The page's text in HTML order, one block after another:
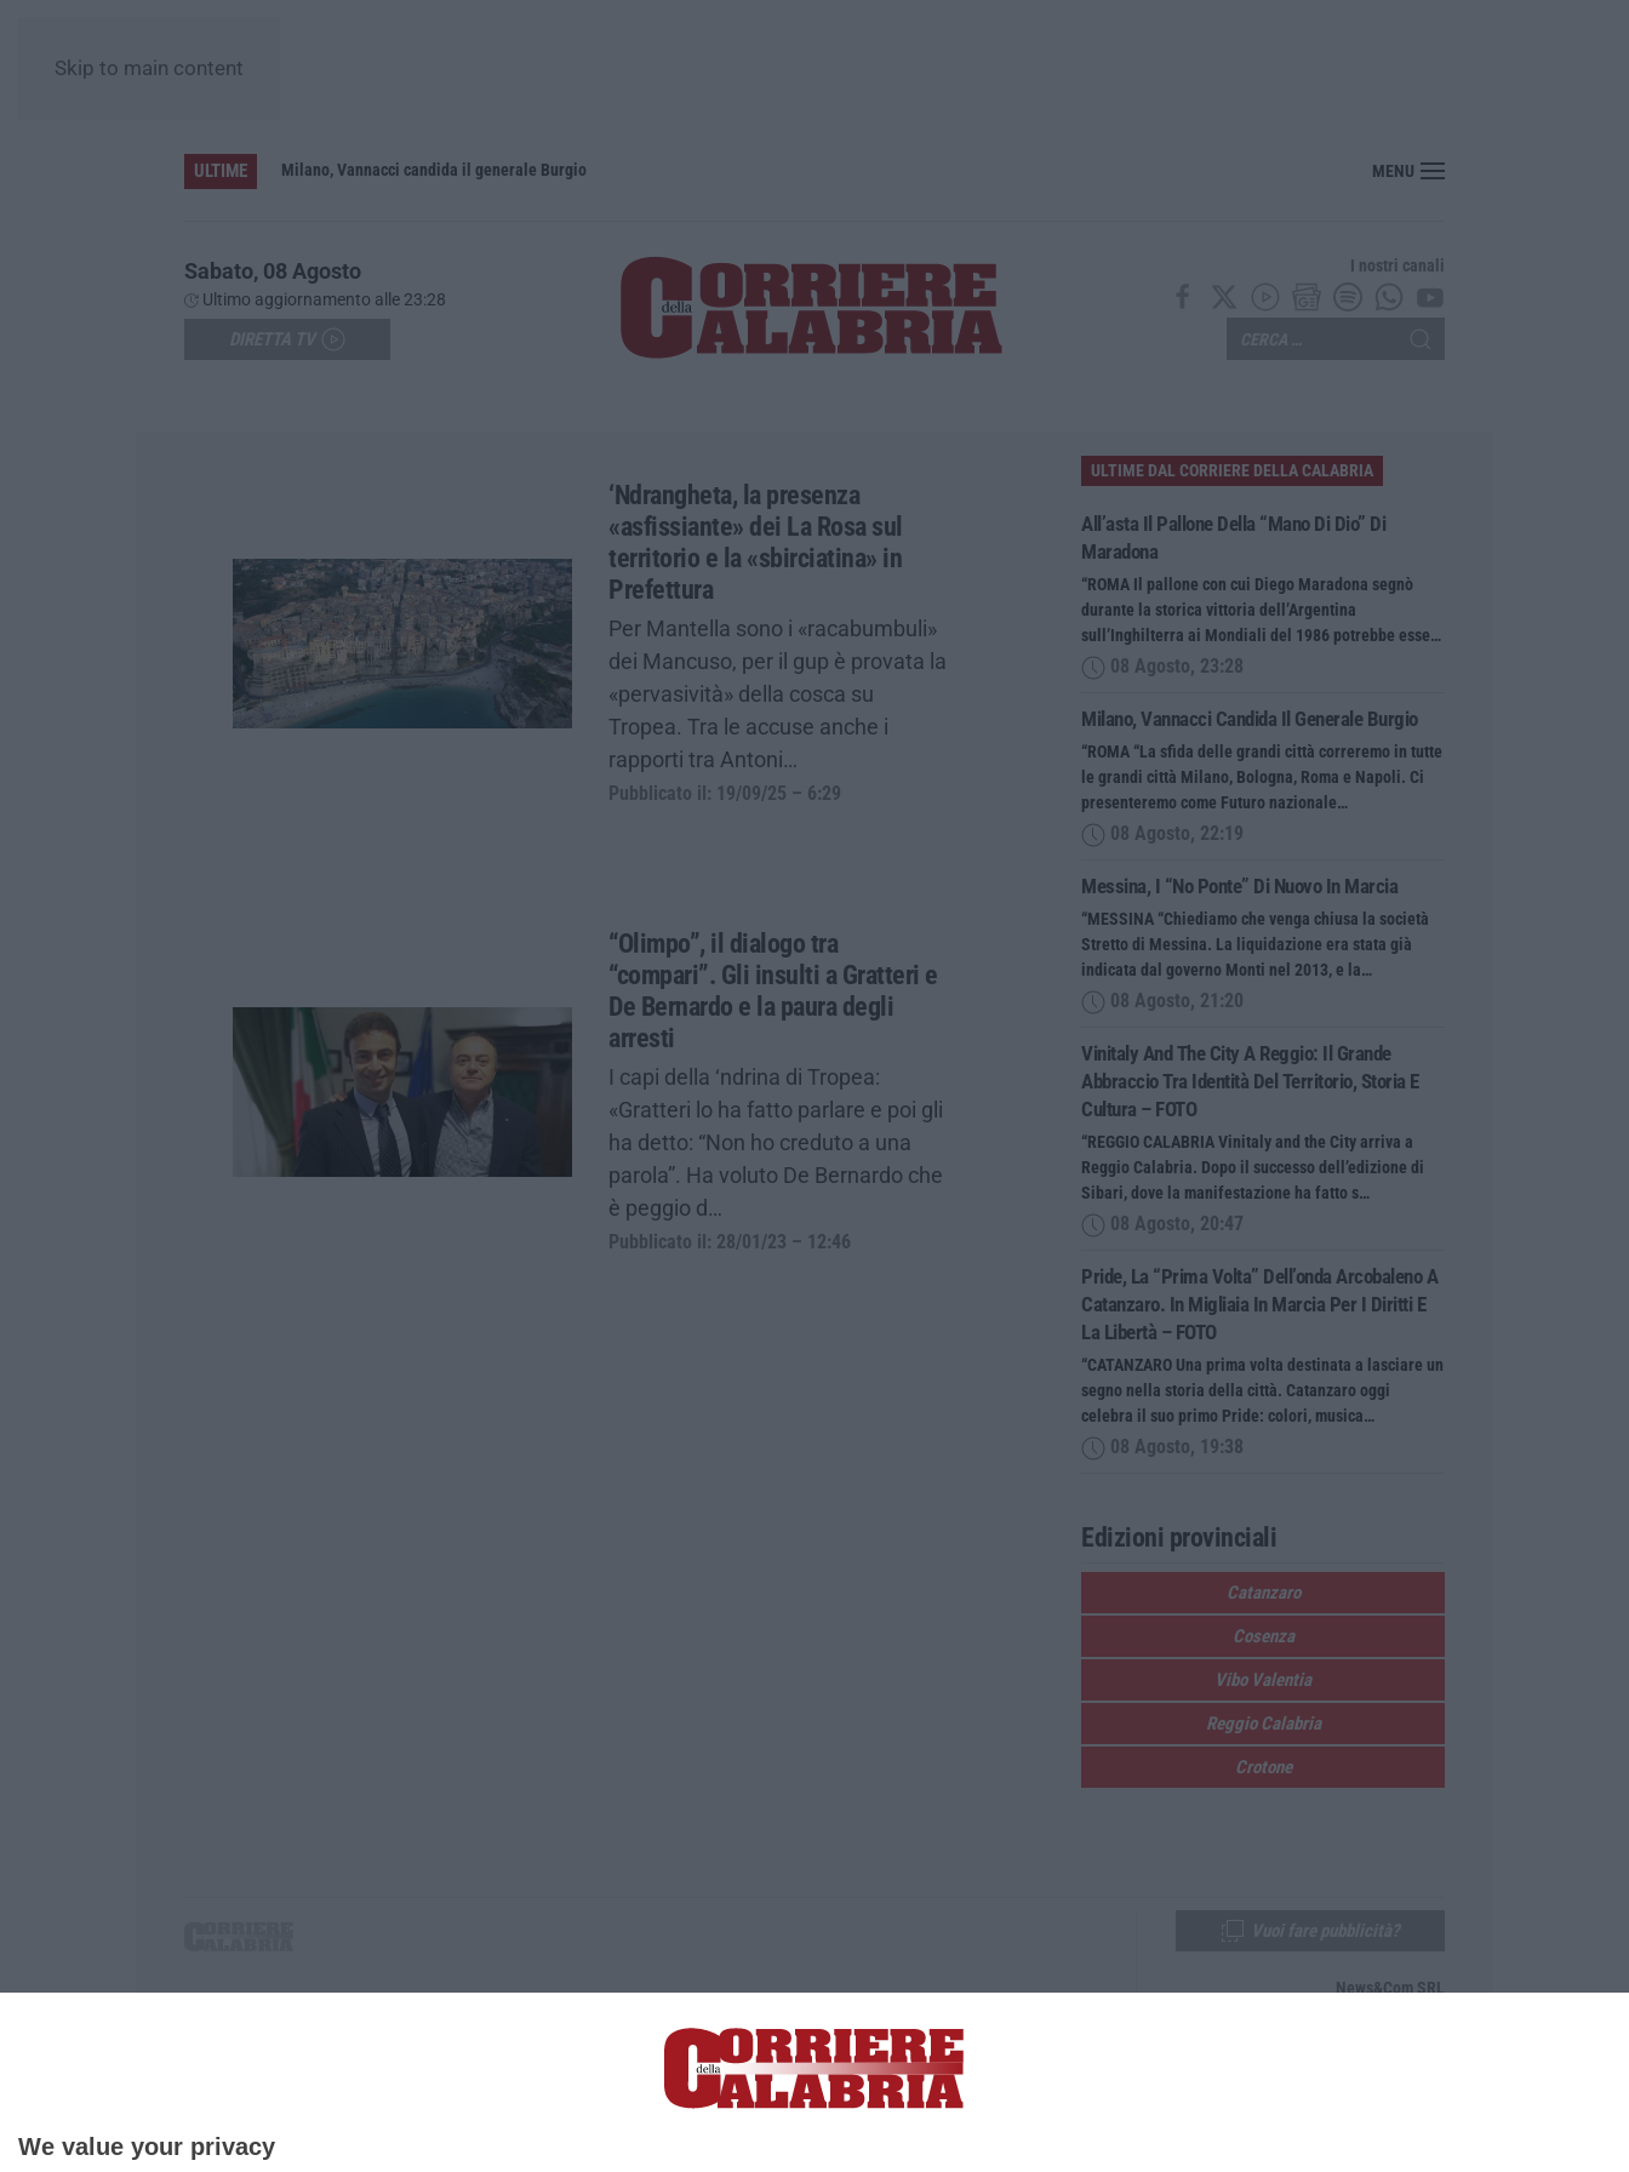
We value your privacy
Skip to main content
ULTIME Milano, Vannacci candida il generale Burgio MENU
Sabato, 08 Agosto
Ultimo aggiornamento alle 23:28
I nostri canali
‘Ndrangheta, la presenza
«asfissiante» dei La Rosa sul
territorio e la «sbirciatina» in
Prefettura
Per Mantella sono i «racabumbuli»
dei Mancuso, per il gup è provata la
«pervasività» della cosca su
Tropea. Tra le accuse anche i
rapporti tra Antoni…
Pubblicato il: 19/09/25 – 6:29
“Olimpo”, il dialogo tra
“compari”. Gli insulti a Gratteri e
De Bernardo e la paura degli
arresti
I capi della ‘ndrina di Tropea:
«Gratteri lo ha fatto parlare e poi gli
ha detto: “Non ho creduto a una
parola”. Ha voluto De Bernardo che
è peggio d…
Pubblicato il: 28/01/23 – 12:46
ULTIME DAL CORRIERE DELLA CALABRIA
All’asta Il Pallone Della “mano Di Dio” Di
Maradona
“ROMA Il pallone con cui Diego Maradona segnò
durante la storica vittoria dell’Argentina
sull’Inghilterra ai Mondiali del 1986 potrebbe esse…
08 Agosto, 23:28
Milano, Vannacci Candida Il Generale Burgio
“ROMA “La sfida delle grandi città correremo in tutte
le grandi città Milano, Bologna, Roma e Napoli. Ci
presenteremo come Futuro nazionale…
08 Agosto, 22:19
Messina, I “No Ponte” Di Nuovo In Marcia
“MESSINA “Chiediamo che venga chiusa la società
Stretto di Messina. La liquidazione era stata già
indicata dal governo Monti nel 2013, e la…
08 Agosto, 21:20
Vinitaly And The City A Reggio: Il Grande
Abbraccio Tra Identità Del Territorio, Storia E
Cultura – FOTO
“REGGIO CALABRIA Vinitaly and the City arriva a
Reggio Calabria. Dopo il successo dell’edizione di
Sibari, dove la manifestazione ha fatto s…
08 Agosto, 20:47
Pride, La “prima Volta” Dell’onda Arcobaleno A
Catanzaro. In Migliaia In Marcia Per I Diritti E
La Libertà – FOTO
“CATANZARO Una prima volta destinata a lasciare un
segno nella storia della città. Catanzaro oggi
celebra il suo primo Pride: colori, musica…
08 Agosto, 19:38
Edizioni provinciali
Catanzaro
Cosenza
Vibo Valentia
Reggio Calabria
Crotone
P.IVA. 03199620794, Via del mare 6/G, S.Eufemia, Lamezia Terme (CZ)
Iscrizione tribunale di Lamezia Terme 5/2011 - Direttore responsabile Paola Militano |Privacy
News&Com SRL